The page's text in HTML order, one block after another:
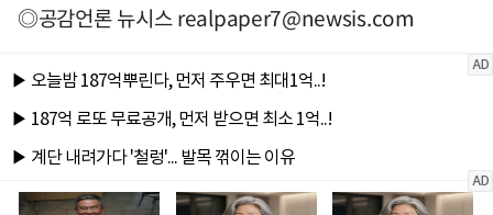
◎공감언론 뉴시스realpaper7@newsis.com